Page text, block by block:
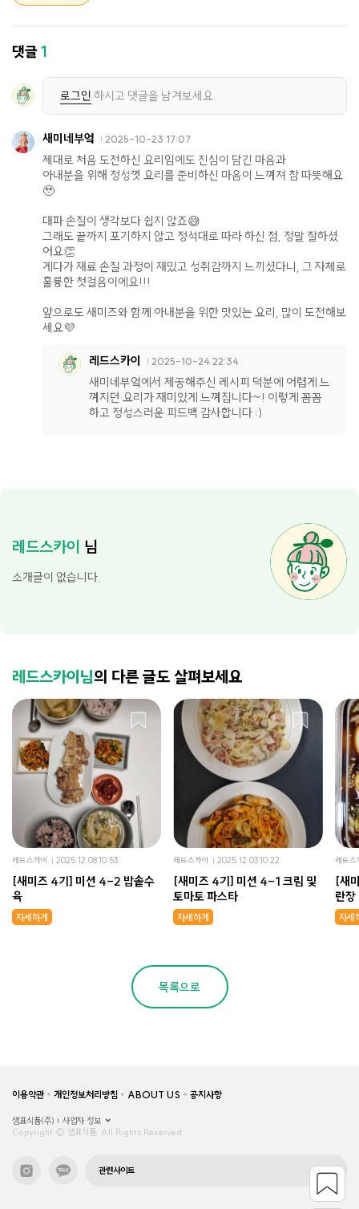
댓글1
로그인 하시고 댓글을 남겨보세요.
새미네부엌 2025-10-23 17:07
제대로 처음 도전하신 요리임에도 진심이 담긴 마음과
아내분을 위해 정성껏 요리를 준비하신 마음이 느껴져 참 따뜻해요
🥹
대파 손질이 생각보다 쉽지 않죠😅
그래도 끝까지 포기하지 않고 정석대로 따라 하신 점, 정말 잘하셨
어요👏
게다가 재료 손질 과정이 재밌고 성취감까지 느끼셨다니, 그 자체로
훌륭한 첫걸음이에요!!!
앞으로도 새미즈와 함께 아내분을 위한 맛있는 요리, 많이 도전해보
세요💜
레드스카이 2025-10-24 22:34
새미네부엌에서 제공해주신 레시피 덕분에 어렵게 느
껴지던 요리가 재미있게 느껴집니다~! 이렇게 꼼꼼
하고 정성스러운 피드백 감사합니다 :)
레드스카이 님
소개글이 없습니다.
레드스카이님의 다른 글도 살펴보세요
레드스카이 2025.12.08 10:53
[새미즈 4기] 미션 4-2 밥솥수
육
자세하게
레드스카이 2025.12.03 10:22
[새미즈 4기] 미션 4-1 크림 및
토마토 파스타
자세하게
레드스
[새
란장
자세
목록으로
이용약관 개인정보처리방침 ABOUT US 공지사항
샘표식품(주)
사업자 정보
Copyright © 샘표식품, All Rights Reserved.
관련사이트